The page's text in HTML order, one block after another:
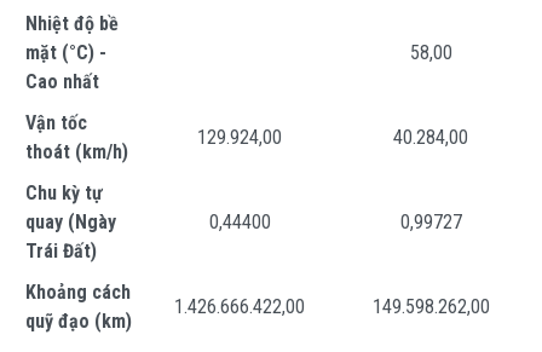
Nhiệt độ bề
mặt (°C) -
Cao nhất
58,00
Vận tốc
thoát (km/h)
129.924,00 40.284,00
Chu kỳ tự
quay (Ngày
Trái Đất)
0,44400 0,99727
Khoảng cách
quỹ đạo (km)
1.426.666.422,00 149.598.262,00